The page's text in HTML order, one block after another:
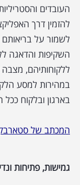
העובדים
להזמין דרך
לשמור על
השקיפות והדאגה
ללקוחותיהם,
במהירות למסע
בארגון ובלקוח ככל
המכתב של
גמישות, פתיחות